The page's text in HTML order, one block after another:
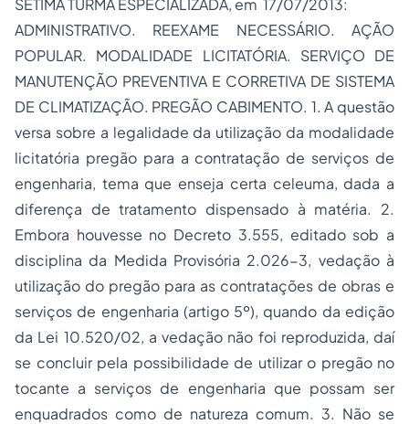
SÉTIMA TURMA ESPECIALIZADA, em 17/07/2013:
ADMINISTRATIVO. REEXAME NECESSÁRIO. AÇÃO
POPULAR. MODALIDADE LICITATÓRIA. SERVIÇO DE
MANUTENÇÃO PREVENTIVA E CORRETIVA DE SISTEMA
DE CLIMATIZAÇÃO. PREGÃO CABIMENTO. 1. A questão
versa sobre a legalidade da utilização da modalidade
licitatória pregão para a contratação de serviços de
engenharia, tema que enseja certa celeuma, dada a
diferença de tratamento dispensado à matéria. 2.
Embora houvesse no Decreto 3.555, editado sob a
disciplina da Medida Provisória 2.026-3, vedação à
utilização do pregão para as contratações de obras e
serviços de engenharia (artigo 5º), quando da edição
da Lei 10.520/02, a vedação não foi reproduzida, daí
se concluir pela possibilidade de utilizar o pregão no
tocante a serviços de engenharia que possam ser
enquadrados como de natureza comum. 3. Não se